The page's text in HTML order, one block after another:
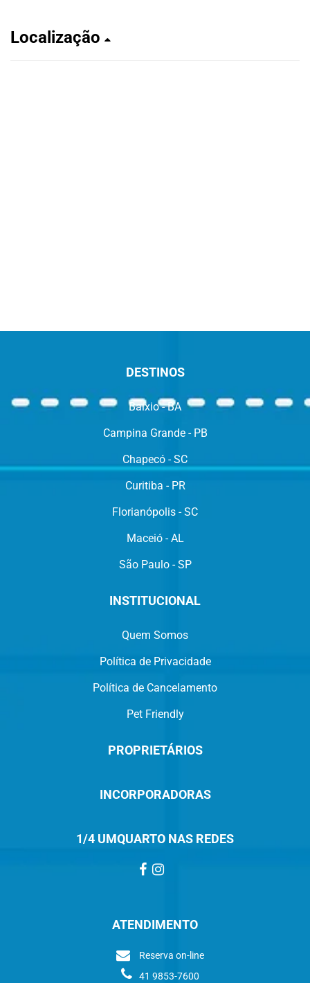
Localização
DESTINOS
Baixio - BA
Campina Grande - PB
Chapecó - SC
Curitiba - PR
Florianópolis - SC
Maceió - AL
São Paulo - SP
INSTITUCIONAL
Quem Somos
Política de Privacidade
Política de Cancelamento
Pet Friendly
PROPRIETÁRIOS
INCORPORADORAS
1/4 UMQUARTO NAS REDES
ATENDIMENTO
Reserva on-line
41 9853-7600